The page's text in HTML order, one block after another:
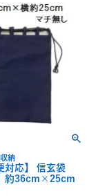
納
対応】 信玄袋
約36cm×25cm